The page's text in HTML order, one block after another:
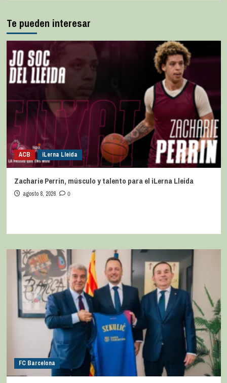
Te pueden interesar
ACB iLerna Lleida
Zacharie Perrin, músculo y talento para el iLerna Lleida
agosto 8, 2026 0
FC Barcelona